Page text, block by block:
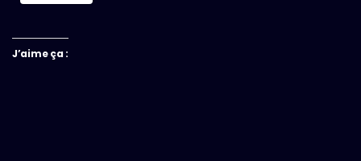
J’aime ça :